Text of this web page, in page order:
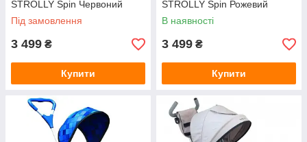
STROLLY Spin Червоний
Під замовлення
3 499 ₴
Купити
STROLLY Spin Рожевий
В наявності
3 499 ₴
Купити